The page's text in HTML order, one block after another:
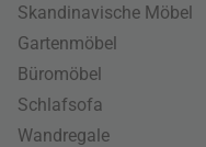
Skandinavische Möbel
Gartenmöbel
Büromöbel
Schlafsofa
Wandregale